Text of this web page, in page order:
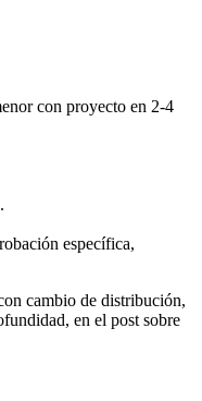
con proyecto en 2-4
específica,
cambio de distribución,
en el post sobre